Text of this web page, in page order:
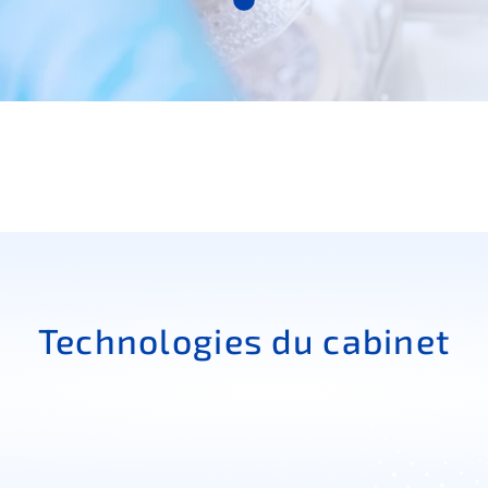
Technologies du cabinet